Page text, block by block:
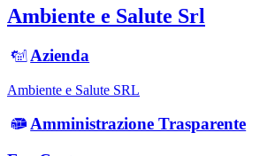
Ambiente e Salute Srl
Azienda
Ambiente e Salute SRL
Amministrazione Trasparente